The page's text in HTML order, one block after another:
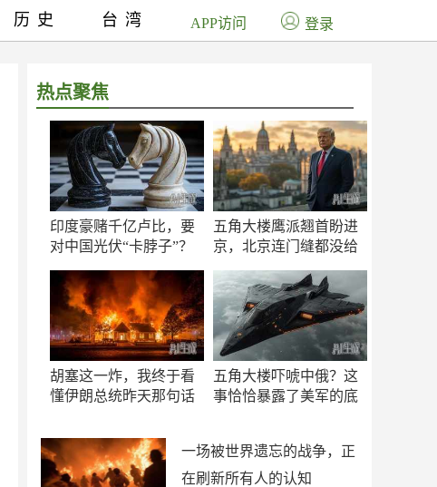
热点聚焦
印度豪赌千亿卢比，要
对中国光伏“卡脖子”？
五角大楼鹰派翘首盼进
京，北京连门缝都没给
胡塞这一炸，我终于看
懂伊朗总统昨天那句话
五角大楼吓唬中俄？这
事恰恰暴露了美军的底
一场被世界遗忘的战争，正
在刷新所有人的认知
历史 台湾 APP访问 登录